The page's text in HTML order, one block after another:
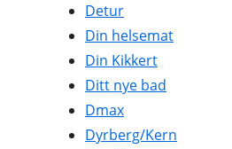
Detur
Din helsemat
Din Kikkert
Ditt nye bad
Dmax
Dyrberg/Kern